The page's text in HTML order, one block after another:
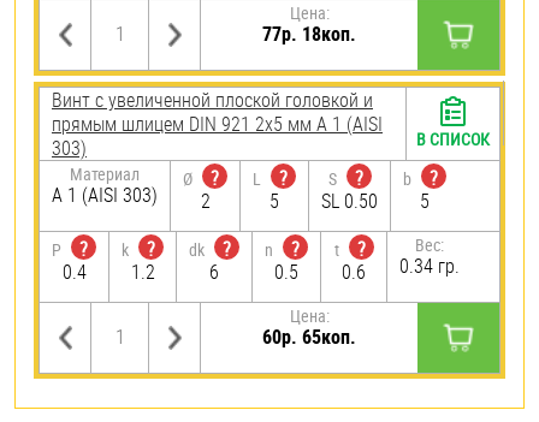
Цена:
77р. 18коп.
Винт с увеличенной плоской головкой и
прямым шлицем DIN 921 2х5 мм А 1 (AISI
303)
Материал
А 1 (AISI 303)
Ø
?
2
L
?
5
S
?
SL 0.50
b
?
5
P
?
0.4
k
?
1.2
dk
?
6
n
?
0.5
t
?
0.6
Вес:
0.34 гр.
Цена:
60р. 65коп.
В СПИСОК